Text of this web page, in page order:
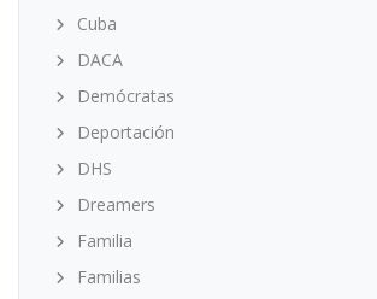
Cuba
DACA
Demócratas
Deportación
DHS
Dreamers
Familia
Familias